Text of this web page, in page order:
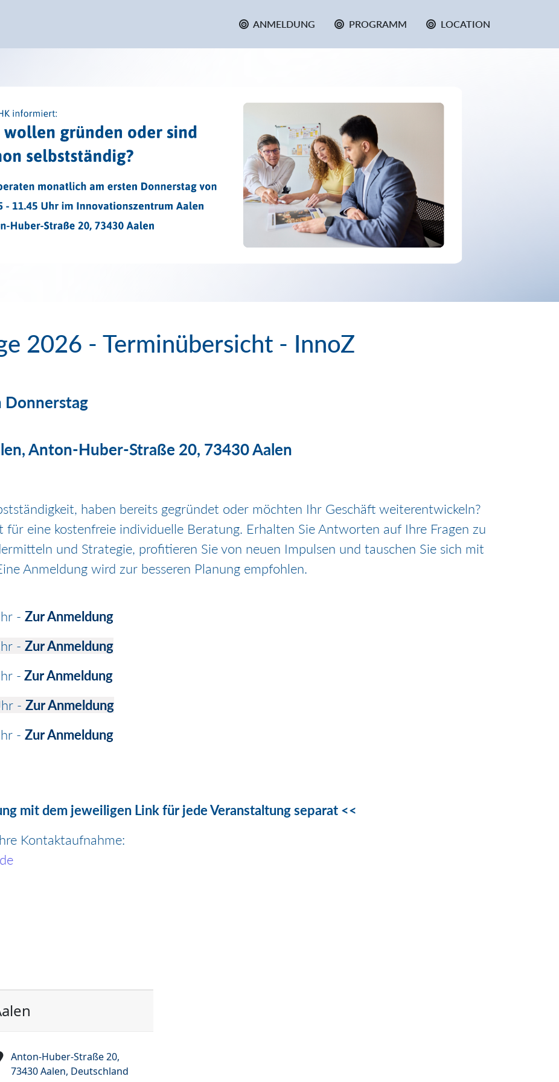
ANMELDUNG PROGRAMM LOCATION
2026 - Terminübersicht - InnoZ
Donnerstag
Anton-Huber-Straße 20, 73430 Aalen
haben bereits gegründet oder möchten Ihr Geschäft weiterentwickeln?
für eine kostenfreie individuelle Beratung. Erhalten Sie Antworten auf Ihre Fragen zu
und Strategie, profitieren Sie von neuen Impulsen und tauschen Sie sich mit
Anmeldung wird zur besseren Planung empfohlen.
- Zur Anmeldung
- Zur Anmeldung
- Zur Anmeldung
- Zur Anmeldung
- Zur Anmeldung
mit dem jeweiligen Link für jede Veranstaltung separat <<
Kontaktaufnahme:
Anton-Huber-Straße 20,
73430 Aalen, Deutschland